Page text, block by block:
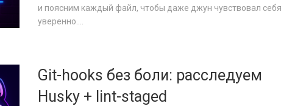
и поясним каждый файл, чтобы даже джун чувствовал себя
уверенно....
Git-hooks без боли: расследуем
Husky + lint-staged